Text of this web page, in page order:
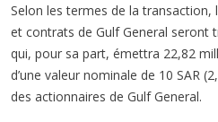
Selon les termes de la
et contrats de Gulf General seront
qui, pour sa part, émettra 22,82
d’une valeur nominale de 10 SAR
des actionnaires de Gulf General.